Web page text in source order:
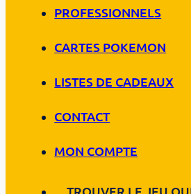
PROFESSIONNELS
CARTES POKEMON
LISTES DE CADEAUX
CONTACT
MON COMPTE